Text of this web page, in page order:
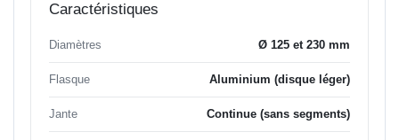
Caractéristiques
Diamètres Ø 125 et 230 mm
Flasque Aluminium (disque léger)
Jante Continue (sans segments)